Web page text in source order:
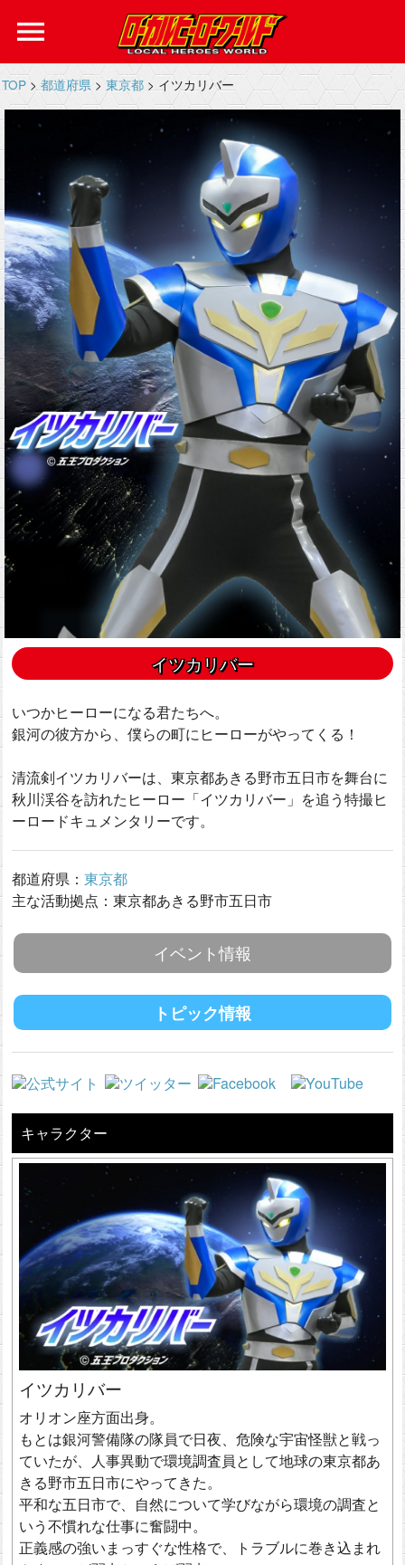
menu
TOP> 都道府県> 東京都> イツカリバー
イツカリバー
いつかヒーローになる君たちへ。
銀河の彼方から、僕らの町にヒーローがやってくる！
清流剣イツカリバーは、東京都あきる野市五日市を舞台に
秋川渓谷を訪れたヒーロー「イツカリバー」を追う特撮ヒ
ーロードキュメンタリーです。
都道府県：東京都
主な活動拠点：東京都あきる野市五日市
イベント情報
トピック情報
キャラクター
イツカリバー
オリオン座方面出身。
もとは銀河警備隊の隊員で日夜、危険な宇宙怪獣と戦っ
ていたが、人事異動で環境調査員として地球の東京都あ
きる野市五日市にやってきた。
平和な五日市で、自然について学びながら環境の調査と
いう不慣れな仕事に奮闘中。
正義感の強いまっすぐな性格で、トラブルに巻き込まれ